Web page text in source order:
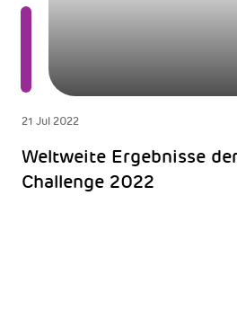
21 Jul 2022
Weltweite Ergebnisse
Challenge 2022